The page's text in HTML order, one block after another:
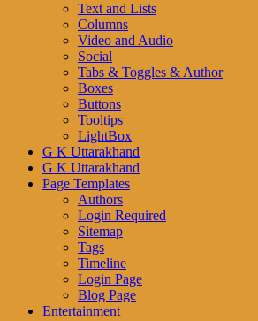
Text and Lists
Columns
Video and Audio
Social
Tabs & Toggles & Author
Boxes
Buttons
Tooltips
LightBox
G K Uttarakhand
G K Uttarakhand
Page Templates
Authors
Login Required
Sitemap
Tags
Timeline
Login Page
Blog Page
Entertainment